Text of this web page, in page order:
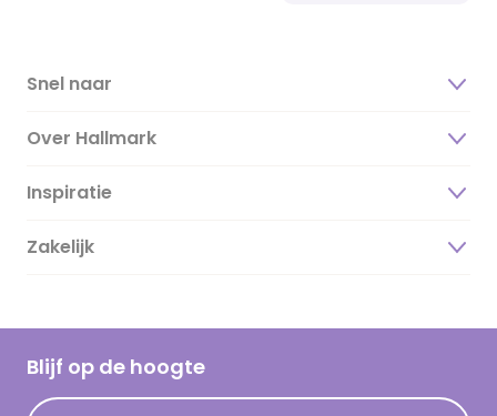
Snel naar
Over Hallmark
Over ons
Duurzaamheid
Hallmark Kaartclub
Acties
Inspiratie
Magazine
Cadeau inspiratie
Kaartinspiratie
Zakelijk
Blijf op de hoogte